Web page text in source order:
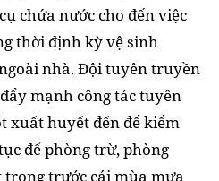
chứa nước cho đến việc
thời định kỳ vệ sinh
nhà. Đội tuyên truyền
mạnh công tác tuyên
xuất huyết đến để kiểm
để phòng trừ, phòng
trước cái mùa mưa